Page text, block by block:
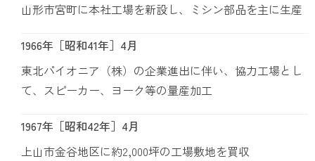
山形市宮町に本社工場を新設し、ミシン部品を主に生産
1966年［昭和41年］4月
東北パイオニア（株）の企業進出に伴い、協力工場とし
て、スピーカー、ヨーク等の量産加工
1967年［昭和42年］4月
上山市金谷地区に約2,000坪の工場敷地を買収